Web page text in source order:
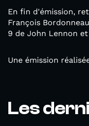
En fin d'émission,
François
9 de John Lennon et
Une émission
Les